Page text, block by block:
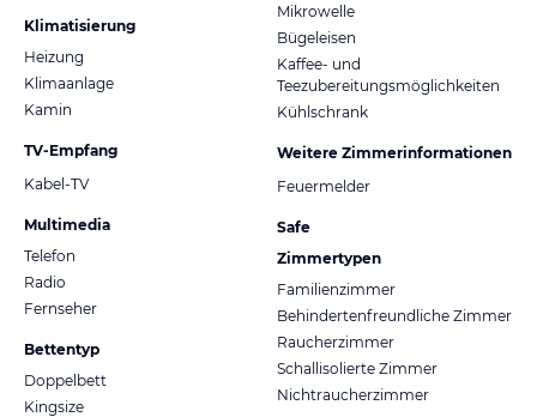
Klimatisierung
Heizung
Klimaanlage
Kamin
TV-Empfang
Kabel-TV
Multimedia
Telefon
Radio
Fernseher
Bettentyp
Doppelbett
Kingsize
Mikrowelle
Bügeleisen
Kaffee- und
Teezubereitungsmöglichkeiten
Kühlschrank
Weitere Zimmerinformationen
Feuermelder
Safe
Zimmertypen
Familienzimmer
Behindertenfreundliche Zimmer
Raucherzimmer
Schallisolierte Zimmer
Nichtraucherzimmer